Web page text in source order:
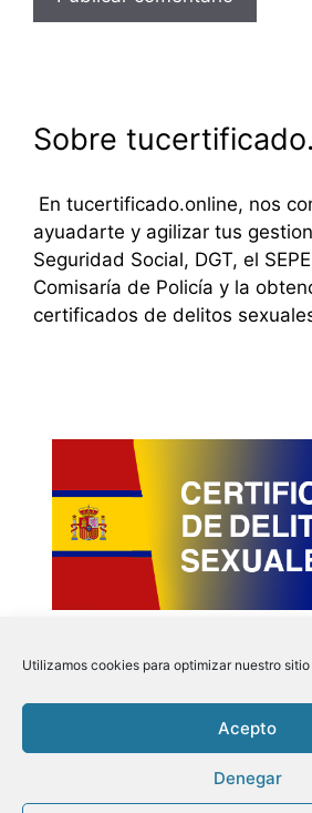
Utilizamos cookies para optimizar nuestro
Acepto
Denegar
Sobre
En tucertificado.online, nos
ayuadarte y agilizar tus
Seguridad Social, DGT, el
Comisaría de Policía y la
certificados de delitos